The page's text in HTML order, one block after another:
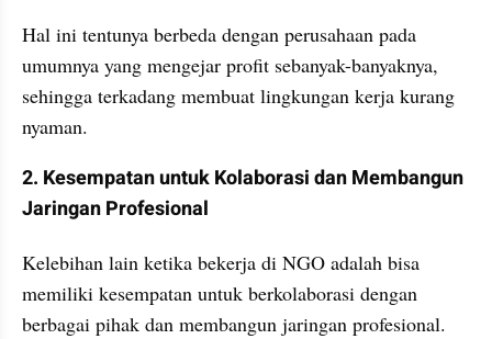
Hal ini tentunya berbeda dengan perusahaan pada
umumnya yang mengejar profit sebanyak-banyaknya,
sehingga terkadang membuat lingkungan kerja kurang
nyaman.
2. Kesempatan untuk Kolaborasi dan Membangun
Jaringan Profesional
Kelebihan lain ketika bekerja di NGO adalah bisa
memiliki kesempatan untuk berkolaborasi dengan
berbagai pihak dan membangun jaringan profesional.